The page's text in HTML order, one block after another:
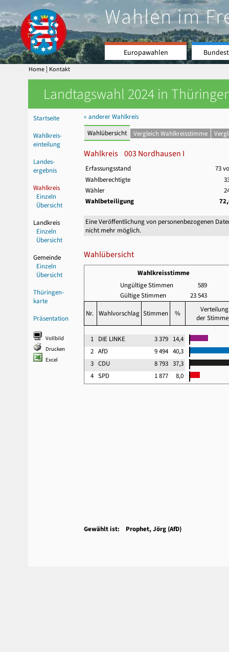
Wahlen im
Europawahlen
Home | Kontakt
Landtagswahl 2024 in
Startseite
Wahlkreis-
einteilung
Landes-
ergebnis
Wahlkreis
Einzeln
Übersicht
Landkreis
Einzeln
Übersicht
Gemeinde
Einzeln
Übersicht
Thüringen-
karte
Präsentation
Vollbild
Drucken
Excel
« anderer Wahlkreis
Wahlübersicht
Vergleich Wahlkreisstimme
Wahlkreis 003 Nordhausen I
Erfassungsstand
73
Wahlberechtigte
Wähler
Wahlbeteiligung
Eine Veröffentlichung von personenbezogenen
nicht mehr möglich.
Wahlübersicht
Wahlkreisstimme
Ungültige Stimmen
589
Gültige Stimmen
23 543
Nr. Wahlvorschlag Stimmen %
Verteilung
der
1 DIE LINKE 3 379 14,4
2 AfD 9 494 40,3
3 CDU 8 793 37,3
4 SPD 1 877 8,0
Gewählt ist: Prophet, Jörg (AfD)